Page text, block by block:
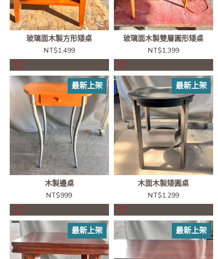
玻璃面木製方形矮桌
NT$1,499
玻璃面木製雙層圓形矮桌
NT$1,399
最新上架
木製邊桌
NT$999
最新上架
木面木製矮圓桌
NT$1,299
最新上架 最新上架